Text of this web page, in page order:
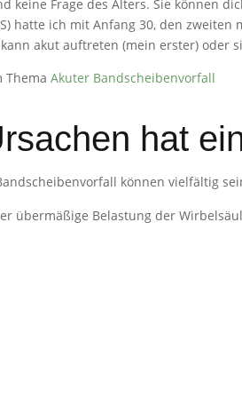
keine Frage des Alters. Sie können
hatte ich mit Anfang 30, den
akut auftreten (mein erster) oder
ThemaAkuter Bandscheibenvorfall
hat
können vielfältig
übermäßige Belastung der